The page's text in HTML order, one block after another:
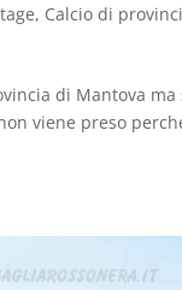
, Calcio di
di Mantova
viene preso